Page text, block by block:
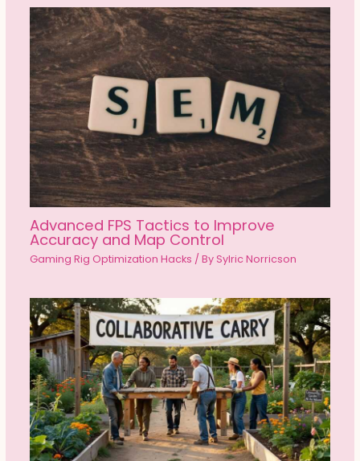
Advanced FPS Tactics to Improve
Accuracy and Map Control
Gaming Rig Optimization Hacks / BySylric Norricson